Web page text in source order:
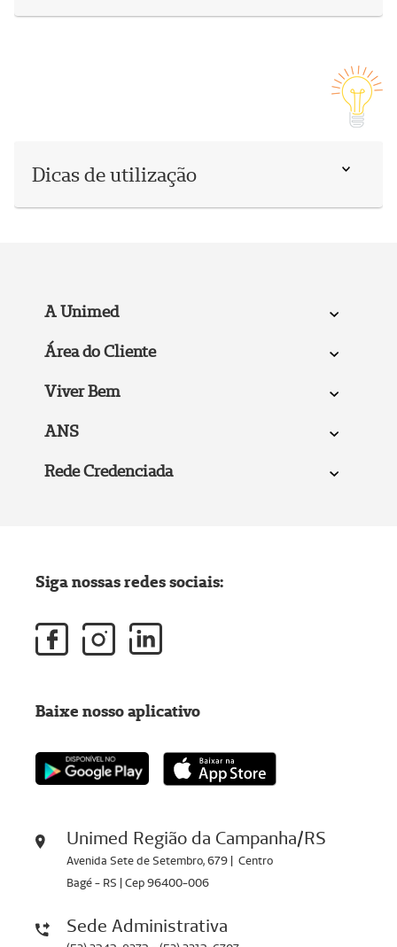
Dicas de utilização
A Unimed
Área do Cliente
Viver Bem
ANS
Rede Credenciada
Unimed Região da Campanha/RS
Avenida Sete de Setembro, 679 | Centro
Bagé - RS | Cep 96400-006
Sede Administrativa
Siga nossas redes sociais:
Baixe nosso aplicativo